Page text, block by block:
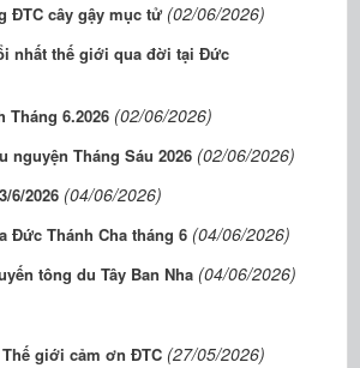
ĐTC cây gậy mục tử (02/06/2026)
nhất thế giới qua đời tại Đức
6.2026 (02/06/2026)
nguyện Tháng Sáu 2026 (02/06/2026)
6/2026 (04/06/2026)
Đức Thánh Cha tháng 6 (04/06/2026)
tông du Tây Ban Nha (04/06/2026)
giới cảm ơn ĐTC (27/05/2026)